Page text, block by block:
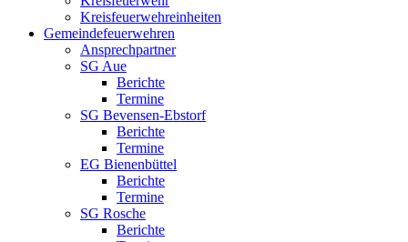
Kreisfeuerwehreinheiten
Gemeindefeuerwehren
Ansprechpartner
SG Aue
Berichte
Termine
SG Bevensen-Ebstorf
Berichte
Termine
EG Bienenbüttel
Berichte
Termine
SG Rosche
Berichte